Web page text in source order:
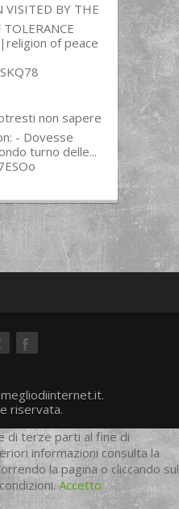
VISITED BY THE
|religion of peace
non sapere
- Dovesse
turno delle...
riservata.
di terze parti al fine di
informazioni consulta la
la pagina o cliccando sul
Accetto